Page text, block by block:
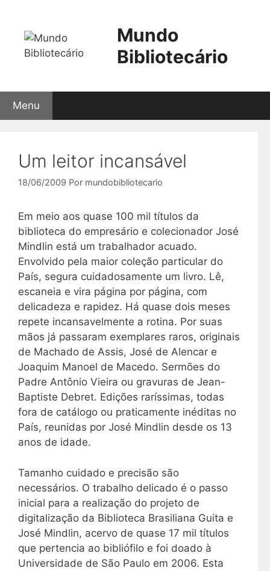
conteúdo
Mundo
Bibliotecário
Menu
Um leitor incansável
18/06/2009 Por mundobibliotecario
Em meio aos quase 100 mil títulos da
biblioteca do empresário e colecionador José
Mindlin está um trabalhador acuado.
Envolvido pela maior coleção particular do
País, segura cuidadosamente um livro. Lê,
escaneia e vira página por página, com
delicadeza e rapidez. Há quase dois meses
repete incansavelmente a rotina. Por suas
mãos já passaram exemplares raros, originais
de Machado de Assis, José de Alencar e
Joaquim Manoel de Macedo. Sermões do
Padre Antônio Vieira ou gravuras de Jean-
Baptiste Debret. Edições raríssimas, todas
fora de catálogo ou praticamente inéditas no
País, reunidas por José Mindlin desde os 13
anos de idade.
Tamanho cuidado e precisão são
necessários. O trabalho delicado é o passo
inicial para a realização do projeto de
digitalização da Biblioteca Brasiliana Guita e
José Mindlin, acervo de quase 17 mil títulos
que pertencia ao bibliófilo e foi doado à
Universidade de São Paulo em 2006. Esta